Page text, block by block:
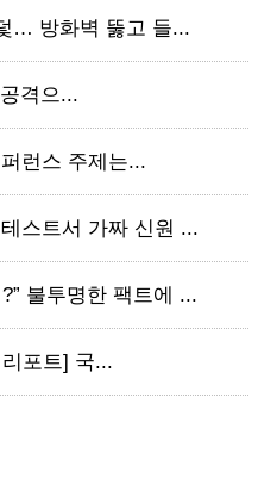
… 방화벽 뚫고 들...
격으...
런스 주제는...
스트서 가짜 신원 ...
불투명한 팩트에 ...
리포트] 국...